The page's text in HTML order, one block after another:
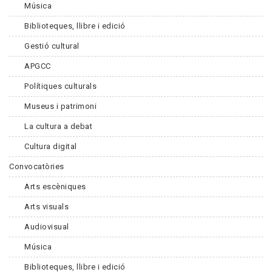
Música
Biblioteques, llibre i edició
Gestió cultural
APGCC
Polítiques culturals
Museus i patrimoni
La cultura a debat
Cultura digital
Convocatòries
Arts escèniques
Arts visuals
Audiovisual
Música
Biblioteques, llibre i edició